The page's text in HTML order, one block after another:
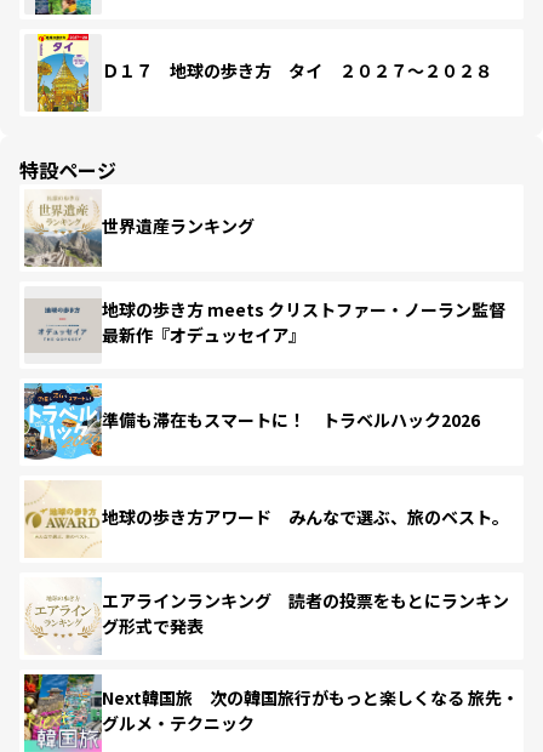
Ｄ１７ 地球の歩き方 タイ ２０２７～２０２８
特設ページ
世界遺産ランキング
地球の歩き方 meets クリストファー・ノーラン監督
最新作『オデュッセイア』
準備も滞在もスマートに！ トラベルハック2026
地球の歩き方アワード みんなで選ぶ、旅のベスト。
エアラインランキング 読者の投票をもとにランキン
グ形式で発表
Next韓国旅 次の韓国旅行がもっと楽しくなる 旅先・
グルメ・テクニック